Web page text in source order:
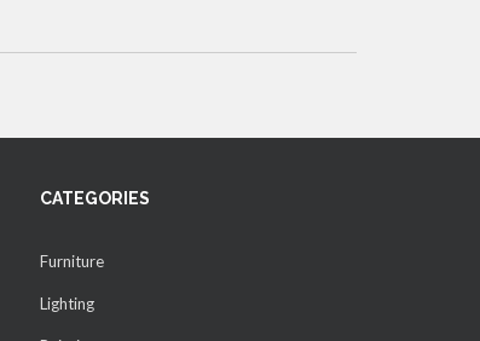
CATEGORIES
Furniture
Lighting